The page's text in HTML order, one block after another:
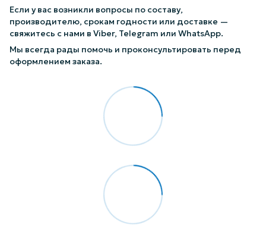
Если у вас возникли вопросы по составу,
производителю, срокам годности или доставке —
свяжитесь с нами в Viber, Telegram или WhatsApp.
Мы всегда рады помочь и проконсультировать перед
оформлением заказа.